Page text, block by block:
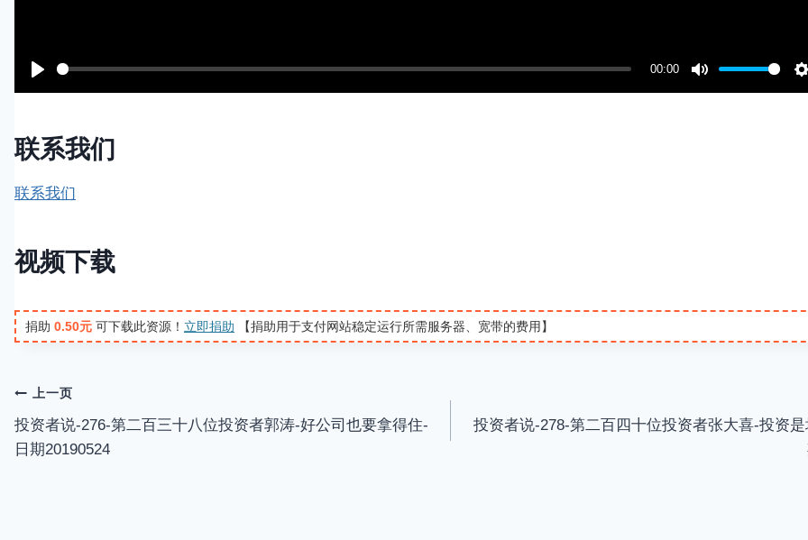
P
a
y
00:00
M
联系我们
联系我们
视频下载
捐助 0.50元 可下载此资源！ 立即捐助 【捐助用于支付网站稳定运行所需服务器、宽带的费用】
文
章
上一页
投资者说-276-第二百三十八位投资者郭涛-好公司也要拿得住-
日期20190524
投资者说-278-第二百四十位投资者张大喜-投资是